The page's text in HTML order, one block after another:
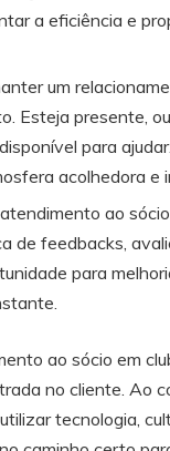
a eficiência e
um
Esteja presente,
para
acolhedora e
ao
de feedbacks,
para
ao sócio em
no cliente. Ao
tecnologia,